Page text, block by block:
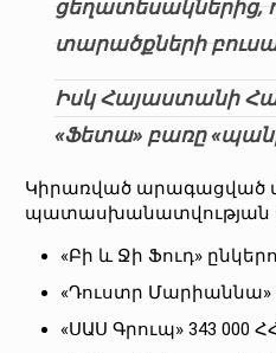
ցեղատեսակներից,
տարածքների
Իսկ Հայաստանի
«Ֆետա» բառը
Կիրառված արագացված
պատասխանատվության
«Բի և Ջի Ֆուդ»
«Դուստր Մարիաննա»
«ՍԱՍ Գրուպ» 343 000